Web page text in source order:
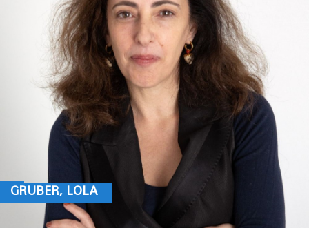
GRUBER, LOLA